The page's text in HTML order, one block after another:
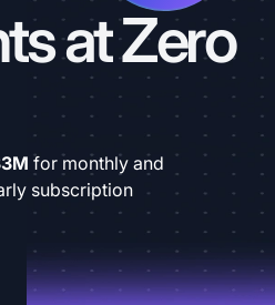
at Zero
for monthly and
subscription